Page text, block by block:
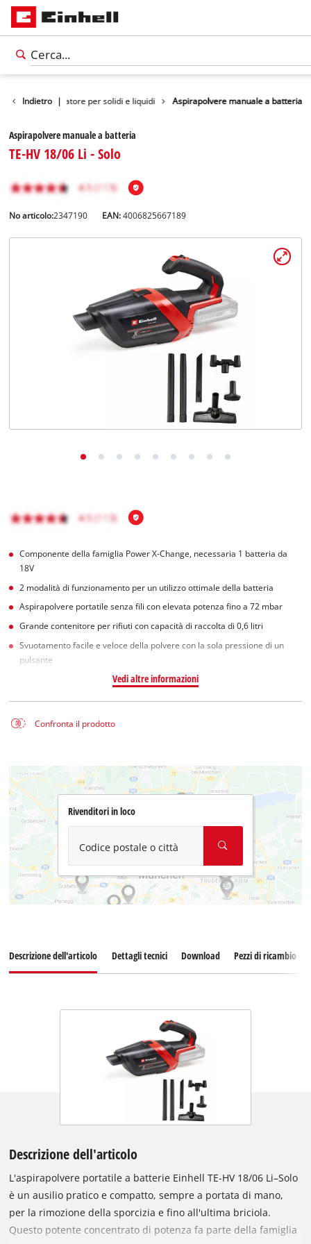
Indietro |
Aspiratore per solidi e liquidi Aspirapolvere manuale a batteria
Aspirapolvere manuale a batteria
TE-HV 18/06 Li - Solo
No articolo:2347190 EAN:4006825667189
Componente della famiglia Power X-Change, necessaria 1 batteria da
18V
2 modalità di funzionamento per un utilizzo ottimale della batteria
Aspirapolvere portatile senza fili con elevata potenza fino a 72 mbar
Grande contenitore per rifiuti con capacità di raccolta di 0,6 litri
Svuotamento facile e veloce della polvere con la sola pressione di un
pulsante
Vedi altre informazioni
Confronta il prodotto
Rivenditori in loco
Codice postale o città
Descrizione dell'articolo Dettagli tecnici Download Pezzi di ricambio
Descrizione dell'articolo
L'aspirapolvere portatile a batterie Einhell TE-HV 18/06 Li–Solo
è un ausilio pratico e compatto, sempre a portata di mano,
per la rimozione della sporcizia e fino all'ultima briciola.
Questo potente concentrato di potenza fa parte della famiglia